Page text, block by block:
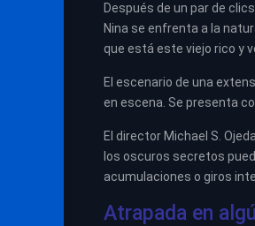
Después de un par de
Nina se enfrenta a la
que está este viejo rico y
El escenario de una
en escena. Se presenta
El director Michael S.
los oscuros secretos
acumulaciones o giros
Atrapada en